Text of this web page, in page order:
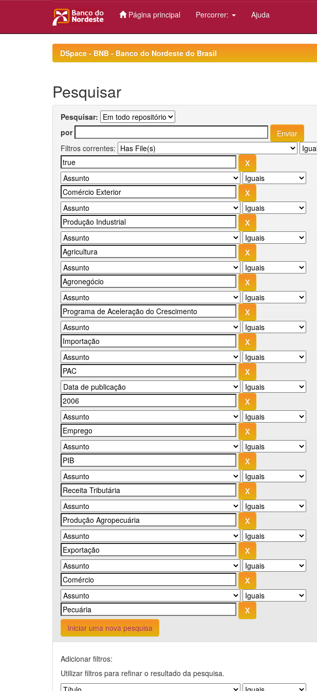
Página principal Percorrer: Ajuda
DSpace - BNB - Banco do Nordeste do Brasil
Pesquisar
Pesquisar:
por
Filtros correntes:
Iniciar uma nova pesquisa
Adicionar filtros:
Utilizar filtros para refinar o resultado da pesquisa.